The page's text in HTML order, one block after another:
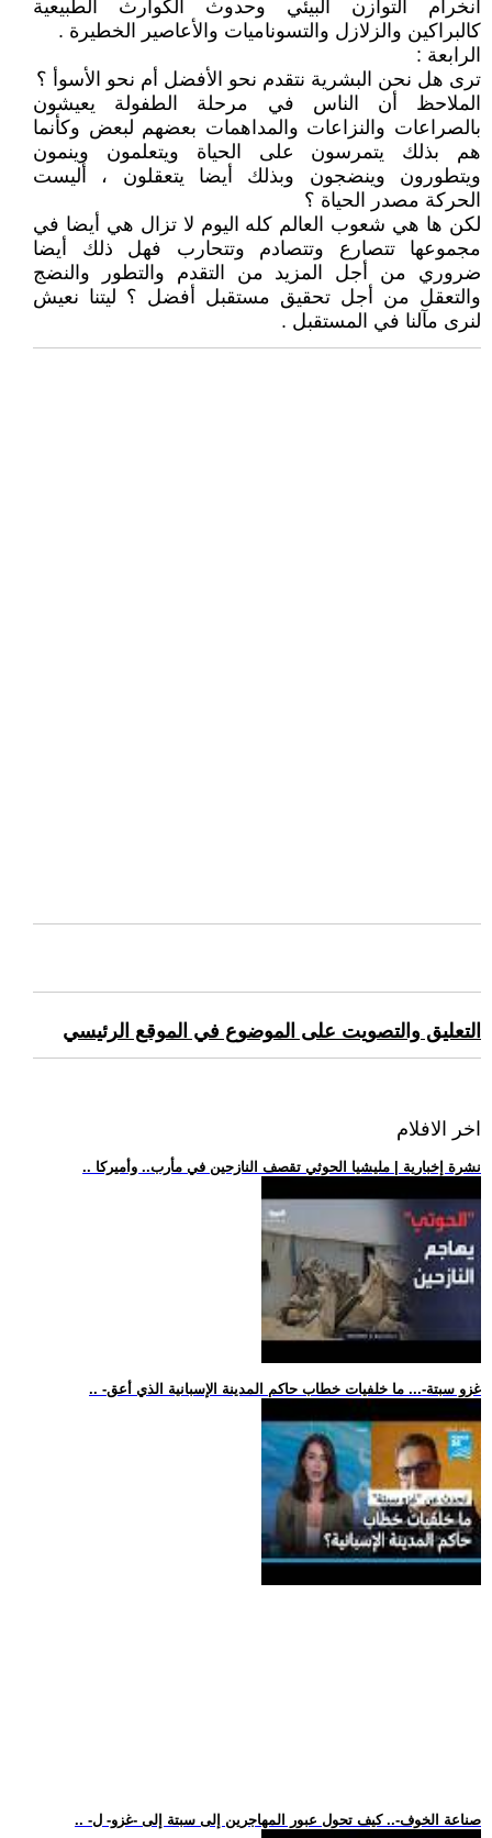
انخرام التوازن البيئي وحدوث الكوارث الطبيعية
كالبراكين والزلازل والتسوناميات والأعاصير الخطيرة .
الرابعة :
ترى هل نحن البشرية نتقدم نحو الأفضل أم نحو الأسوأ ؟
الملاحظ أن الناس في مرحلة الطفولة يعيشون
بالصراعات والنزاعات والمداهمات بعضهم لبعض وكأنما
هم بذلك يتمرسون على الحياة ويتعلمون وينمون
ويتطورون وينضجون وبذلك أيضا يتعقلون ، أليست
الحركة مصدر الحياة ؟
لكن ها هي شعوب العالم كله اليوم لا تزال هي أيضا في
مجموعها تتصارع وتتصادم وتتحارب فهل ذلك أيضا
ضروري من أجل المزيد من التقدم والتطور والنضج
والتعقل من أجل تحقيق مستقبل أفضل ؟ ليتنا نعيش
لنرى مآلنا في المستقبل .
التعليق والتصويت على الموضوع في الموقع الرئيسي
اخر الافلام
.. نشرة إخبارية | مليشيا الحوثي تقصف النازحين في مأرب.. وأميركا
.. -غزو سبتة-... ما خلفيات خطاب حاكم المدينة الإسبانية الذي أعق
.. -صناعة الخوف-.. كيف تحول عبور المهاجرين إلى سبتة إلى -غزو- ل